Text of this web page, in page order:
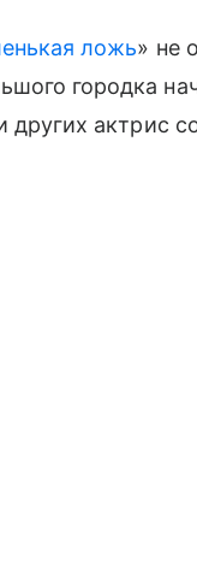
ложь» не
городка
других актрис